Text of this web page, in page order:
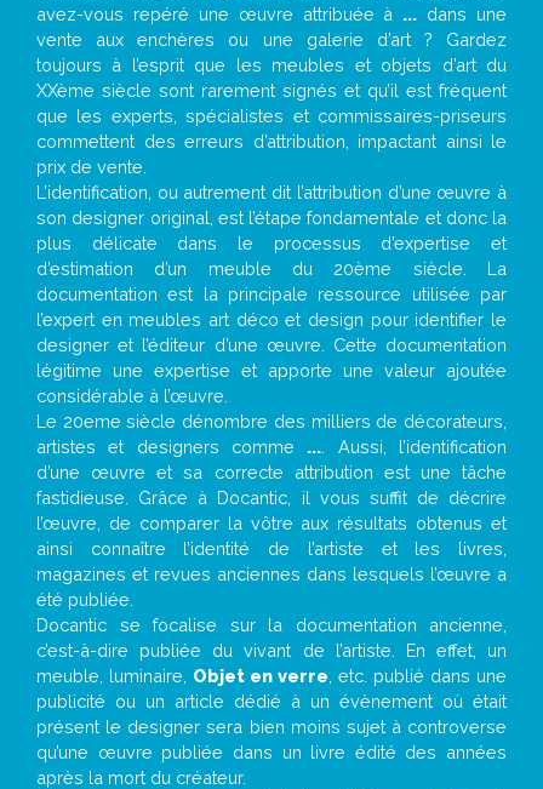
avez-vous repéré une œuvre attribuée à ... dans une
vente aux enchères ou une galerie d’art ? Gardez
toujours à l’esprit que les meubles et objets d’art du
XXème siècle sont rarement signés et qu’il est fréquent
que les experts, spécialistes et commissaires-priseurs
commettent des erreurs d’attribution, impactant ainsi le
prix de vente.
L’identification, ou autrement dit l’attribution d’une œuvre à
son designer original, est l’étape fondamentale et donc la
plus délicate dans le processus d’expertise et
d’estimation d’un meuble du 20ème siècle. La
documentation est la principale ressource utilisée par
l’expert en meubles art déco et design pour identifier le
designer et l’éditeur d’une œuvre. Cette documentation
légitime une expertise et apporte une valeur ajoutée
considérable à l’œuvre.
Le 20eme siècle dénombre des milliers de décorateurs,
artistes et designers comme ... . Aussi, l’identification
d’une œuvre et sa correcte attribution est une tâche
fastidieuse. Grâce à Docantic, il vous suffit de décrire
l’œuvre, de comparer la vôtre aux résultats obtenus et
ainsi connaître l’identité de l’artiste et les livres,
magazines et revues anciennes dans lesquels l’œuvre a
été publiée.
Docantic se focalise sur la documentation ancienne,
c’est-à-dire publiée du vivant de l’artiste. En effet, un
meuble, luminaire, Objet en verre , etc. publié dans une
publicité ou un article dédié à un évènement où était
présent le designer sera bien moins sujet à controverse
qu’une œuvre publiée dans un livre édité des années
après la mort du créateur.